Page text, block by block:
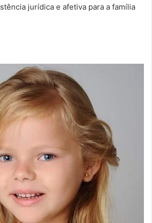
jurídica e afetiva para a família